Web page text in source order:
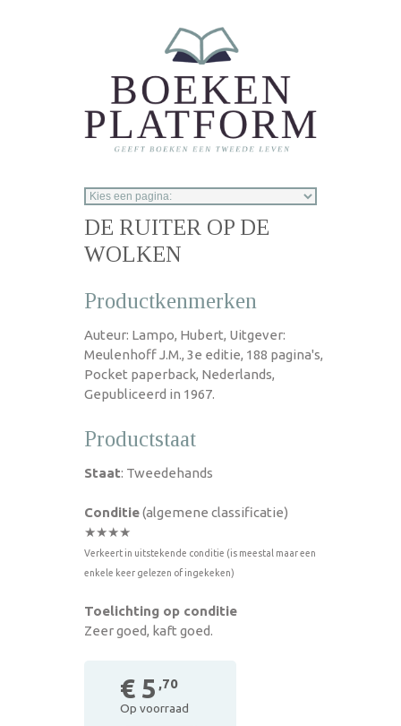
DE RUITER OP DE
WOLKEN
Productkenmerken
Auteur: Lampo, Hubert, Uitgever:
Meulenhoff J.M., 3e editie, 188 pagina's,
Pocket paperback, Nederlands,
Gepubliceerd in 1967.
Productstaat
Staat: Tweedehands
Conditie(algemene classificatie)
★★★★
Verkeert in uitstekende conditie (is meestal maar een
enkele keer gelezen of ingekeken)
Toelichting op conditie
Zeer goed, kaft goed.
€ 5 ,70
Op voorraad